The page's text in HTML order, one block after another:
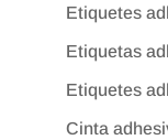
Etiquetes
Etiquetas
Etiquetes
Cinta